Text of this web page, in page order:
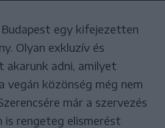
Budapest egy kifejezetten
Olyan exkluzív és
akarunk adni, amilyet
vegán közönség még nem
már a szervezés
is rengeteg elismerést